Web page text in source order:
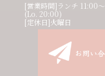
持続可能な消費のた
を知り、資源を守る
例えば、養殖うなぎ
[営業時間]ランチ 11:00
(Lo. 20:00)
[定休日]火曜日
お問い